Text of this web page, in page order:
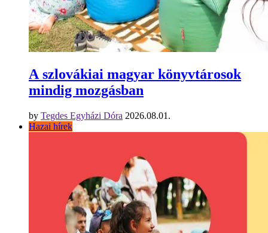
A szlovákiai magyar könyvtárosok
mindig mozgásban
by Tegdes Egyházi Dóra 2026.08.01.
Hazai hírek